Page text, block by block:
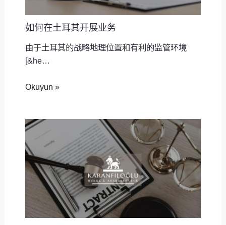
如何在土耳其开展业务
由于土耳其的战略地理位置和有利的监管环境
[&he…
Okuyun »